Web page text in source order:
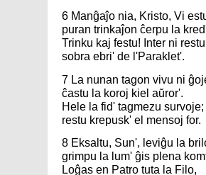
6 Manĝaĵo nia, Kristo, Vi
puran trinkaĵon ĉerpu la
Trinku kaj festu! Inter ni restu
sobra ebri' de l'Paraklet'.
7 La nunan tagon vivu ni
ĉastu la koroj kiel aŭror'.
Hele la fid' tagmezu survoje;
restu krepusk' el mensoj for.
8 Eksaltu, Sun', leviĝu la
grimpu la lum' ĝis plena
Loĝas en Patro tuta la Filo,